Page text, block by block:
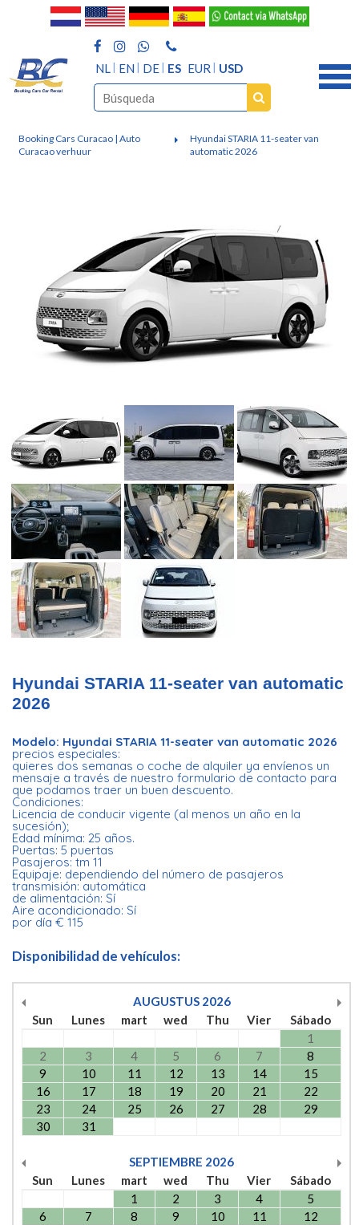
NL EN DE ES EUR USD
Booking Cars Curacao | Auto
Curacao verhuur
Hyundai STARIA 11-seater van
automatic 2026
Hyundai STARIA 11-seater van automatic
2026
Modelo: Hyundai STARIA 11-seater van automatic 2026
precios especiales:
quieres dos semanas o coche de alquiler ya envíenos un
mensaje a través de nuestro formulario de contacto para
que podamos traer un buen descuento.
Condiciones:
Licencia de conducir vigente (al menos un año en la
sucesión);
Edad mínima: 25 años.
Puertas: 5 puertas
Pasajeros: tm 11
Equipaje: dependiendo del número de pasajeros
transmisión: automática
de alimentación: Sí
Aire acondicionado: Sí
por día € 115
Disponibilidad de vehículos:
AUGUSTUS 2026
Sun
Lunes mart wed Thu Vier
Sábado
1
2
3 4 5 6 7
8
9
10 11 12 13 14
15
16
17 18 19 20 21
22
23
24 25 26 27 28
29
30
31
SEPTIEMBRE 2026
Sun
Lunes mart wed Thu Vier
Sábado
1
2 3 4
5
6
7 8 9 10 11
12